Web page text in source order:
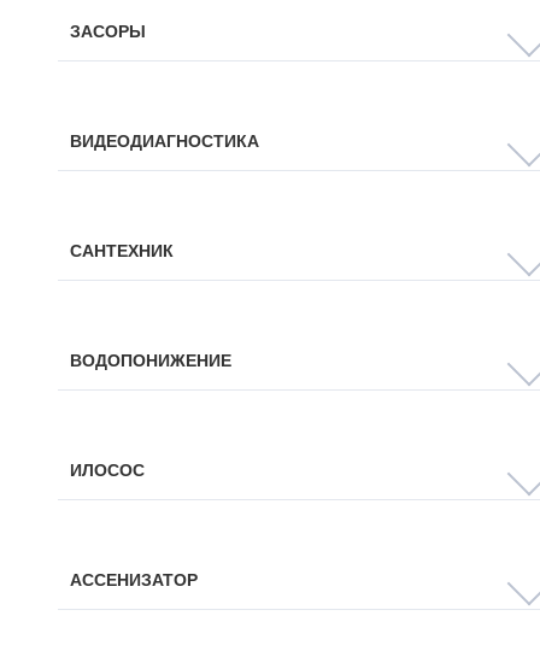
ЗАСОРЫ
ВИДЕОДИАГНОСТИКА
САНТЕХНИК
ВОДОПОНИЖЕНИЕ
ИЛОСОС
АССЕНИЗАТОР